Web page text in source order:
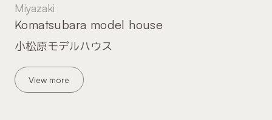
Miyazaki
小松原モデルハウス
Komatsubara model house
View more